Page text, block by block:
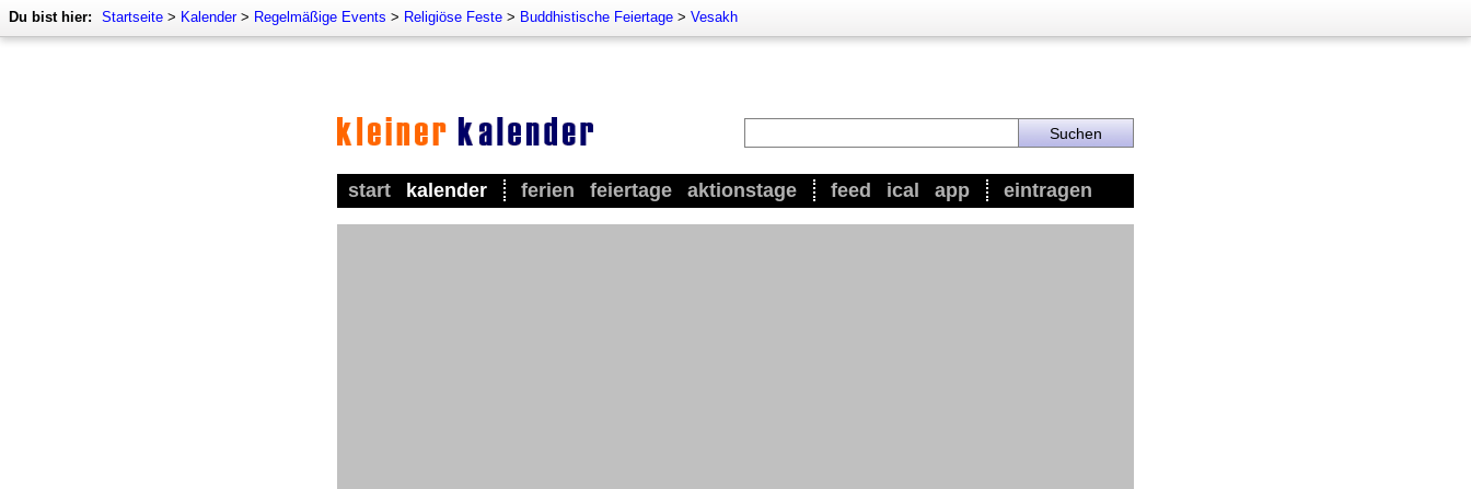
Du bist hier: Startseite > Kalender> Regelmäßige Events > Religiöse Feste > Buddhistische Feiertage > Vesakh
start kalender ferien feiertage aktionstage feed ical app eintragen